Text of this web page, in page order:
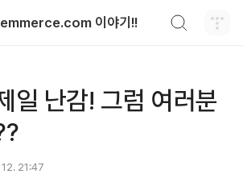
이야기!!
일 난감! 그럼 여러분
12. 21:47